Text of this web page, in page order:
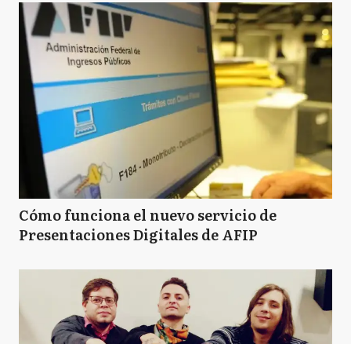
Cómo funciona el nuevo servicio de
Presentaciones Digitales de AFIP